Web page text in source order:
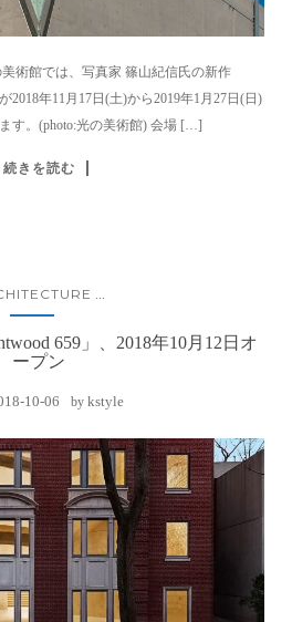
術館では、写真家 篠山紀信氏の新作
2018年11月17日(土)から2019年1月27日(日)
す。(photo:光の美術館) 会場 […]
続きを読む
...
659」、2018年10月12日オ
ープン
10-06 by kstyle